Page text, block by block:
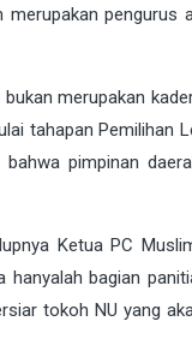
pengurus
merupakan
tahapan Pemilihan
pimpinan
Ketua PC
bagian
tokoh NU yang